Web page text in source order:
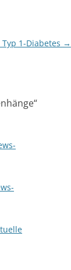
1-Diabetes →
“